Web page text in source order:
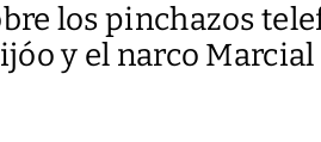
los pinchazos
y el narco